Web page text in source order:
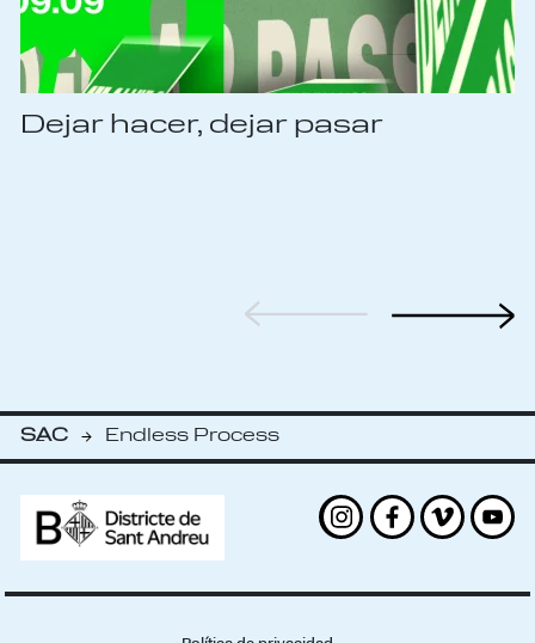
SAC
- Endless Process
Dejar hacer, dejar pasar
Instagram
Facebook
Vimeo